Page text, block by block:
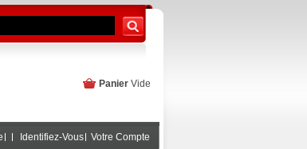
Panier Vide
Identifiez-Vous Votre Compte